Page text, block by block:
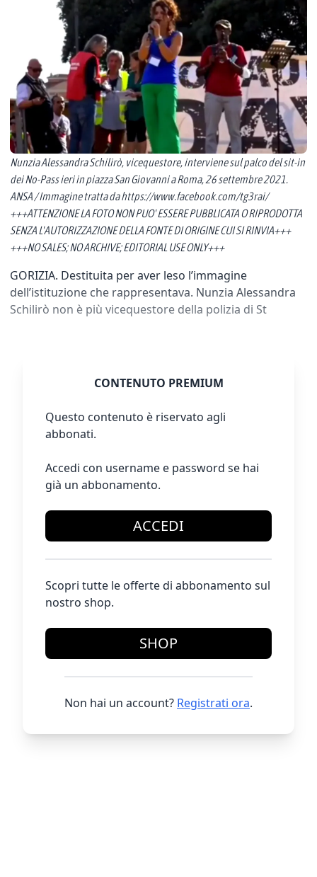
Nunzia Alessandra Schilirò, vicequestore, interviene sul palco del sit-in
dei No-Pass ieri in piazza San Giovanni a Roma, 26 settembre 2021.
ANSA / Immagine tratta da https://www.facebook.com/tg3rai/
+++ATTENZIONE LA FOTO NON PUO' ESSERE PUBBLICATA O RIPRODOTTA
SENZA L'AUTORIZZAZIONE DELLA FONTE DI ORIGINE CUI SI RINVIA+++
+++NO SALES; NO ARCHIVE; EDITORIAL USE ONLY+++
GORIZIA. Destituita per aver leso l’immagine
dell’istituzione che rappresentava. Nunzia Alessandra
Schilirò non è più vicequestore della polizia di St
CONTENUTO PREMIUM
Questo contenuto è riservato agli
abbonati.
Accedi con username e password se hai
già un abbonamento.
ACCEDI
Scopri tutte le offerte di abbonamento sul
nostro shop.
SHOP
Non hai un account? Registrati ora.